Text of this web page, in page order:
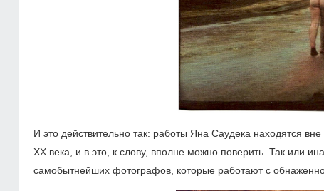
И это действительно так: работы Яна Саудека находятся
XX века, и в это, к слову, вполне можно поверить. Так или
самобытнейших фотографов, которые работают с